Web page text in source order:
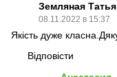
Земляная
08.11.2022 в 15:37
Якість дуже
Відповісти